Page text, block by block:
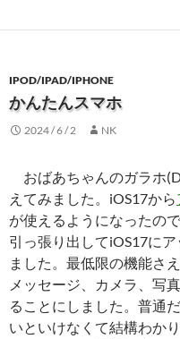
IPOD/IPAD/IPHONE
かんたんスマホ
2024 / 6 / 2 NK
おばあちゃんのガラホ
えてみました。iOS17から
が使えるようになったの
引っ張り出してiOS17に
ました。最低限の機能さ
メッセージ、カメラ、写
ることにしました。普通
いといけなくて結構わか